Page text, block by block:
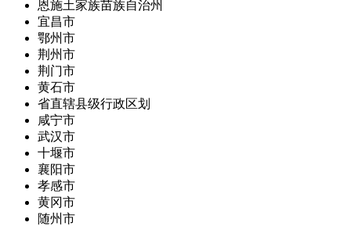
恩施土家族苗族自治州
宜昌市
鄂州市
荆州市
荆门市
黄石市
省直辖县级行政区划
咸宁市
武汉市
十堰市
襄阳市
孝感市
黄冈市
随州市